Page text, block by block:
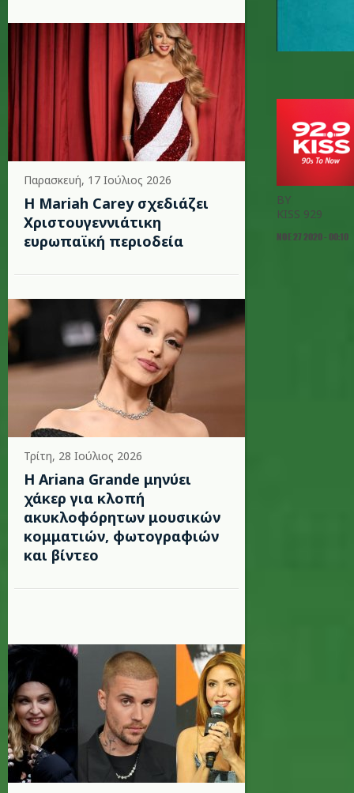
Παρασκευή, 17 Ιούλιος 2026
Η Mariah Carey σχεδιάζει
Χριστουγεννιάτικη
ευρωπαϊκή περιοδεία
Τρίτη, 28 Ιούλιος 2026
Η Ariana Grande μηνύει
χάκερ για κλοπή
ακυκλοφόρητων μουσικών
κομματιών, φωτογραφιών
και βίντεο
BY
KISS 929
ΝΟΕ 27 2020 - 00:10